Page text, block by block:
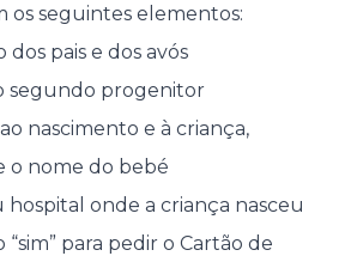
os seguintes elementos:
pais e dos avós
segundo progenitor
nascimento e à criança,
o nome do bebé
onde a criança nasceu
“sim” para pedir o Cartão de